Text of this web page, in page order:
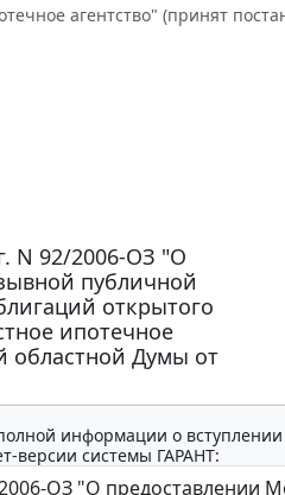
агентство" (принят
N 92/2006-ОЗ "О
публичной
открытого
ипотечное
областной Думы от
информации о
версии системы ГАРАНТ: